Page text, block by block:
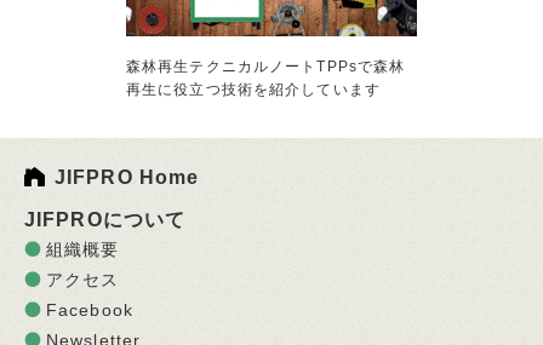
森林再生テクニカルノートTPPsで森林
再生に役立つ技術を紹介しています
JIFPRO Home
JIFPROについて
組織概要
アクセス
Facebook
Newsletter